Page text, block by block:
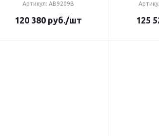
Артикул: AB9209B
120 380руб./шт 125